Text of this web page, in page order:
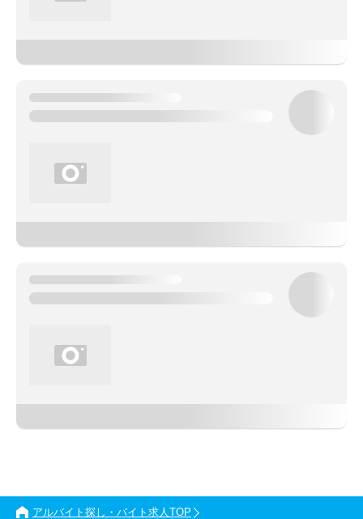
アルバイト探し・バイト求人TOP